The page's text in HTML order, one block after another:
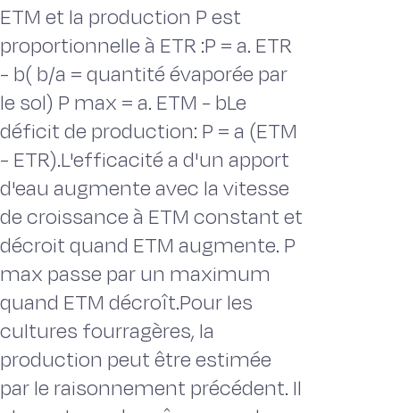
ETM et la production P est
proportionnelle à ETR :P = a. ETR
- b( b/a = quantité évaporée par
le sol) P max = a. ETM - bLe
déficit de production: P = a (ETM
- ETR).L'efficacité a d'un apport
d'eau augmente avec la vitesse
de croissance à ETM constant et
décroit quand ETM augmente. P
max passe par un maximum
quand ETM décroît.Pour les
cultures fourragères, la
production peut être estimée
par le raisonnement précédent. Il